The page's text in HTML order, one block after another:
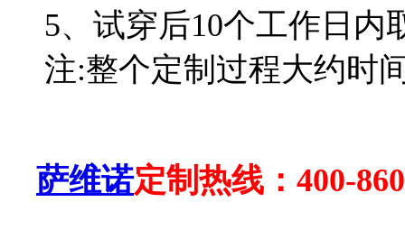
5、试穿后10个工作日内
注:整个定制过程大约时
萨维诺定制热线： 400-